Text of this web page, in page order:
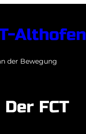
Althofen
der Bewegung
Der FCT